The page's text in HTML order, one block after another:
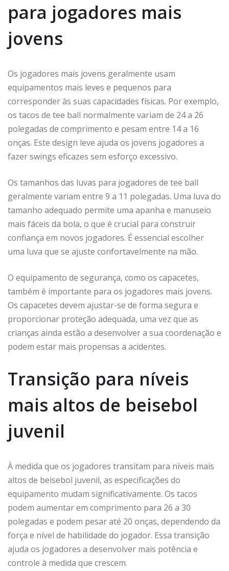
para jogadores mais
jovens
Os jogadores mais jovens geralmente usam
equipamentos mais leves e pequenos para
corresponder às suas capacidades físicas. Por exemplo,
os tacos de tee ball normalmente variam de 24 a 26
polegadas de comprimento e pesam entre 14 a 16
onças. Este design leve ajuda os jovens jogadores a
fazer swings eficazes sem esforço excessivo.
Os tamanhos das luvas para jogadores de tee ball
geralmente variam entre 9 a 11 polegadas. Uma luva do
tamanho adequado permite uma apanha e manuseio
mais fáceis da bola, o que é crucial para construir
confiança em novos jogadores. É essencial escolher
uma luva que se ajuste confortavelmente na mão.
O equipamento de segurança, como os capacetes,
também é importante para os jogadores mais jovens.
Os capacetes devem ajustar-se de forma segura e
proporcionar proteção adequada, uma vez que as
crianças ainda estão a desenvolver a sua coordenação e
podem estar mais propensas a acidentes.
Transição para níveis
mais altos de beisebol
juvenil
À medida que os jogadores transitam para níveis mais
altos de beisebol juvenil, as especificações do
equipamento mudam significativamente. Os tacos
podem aumentar em comprimento para 26 a 30
polegadas e podem pesar até 20 onças, dependendo da
força e nível de habilidade do jogador. Essa transição
ajuda os jogadores a desenvolver mais potência e
controle à medida que crescem.